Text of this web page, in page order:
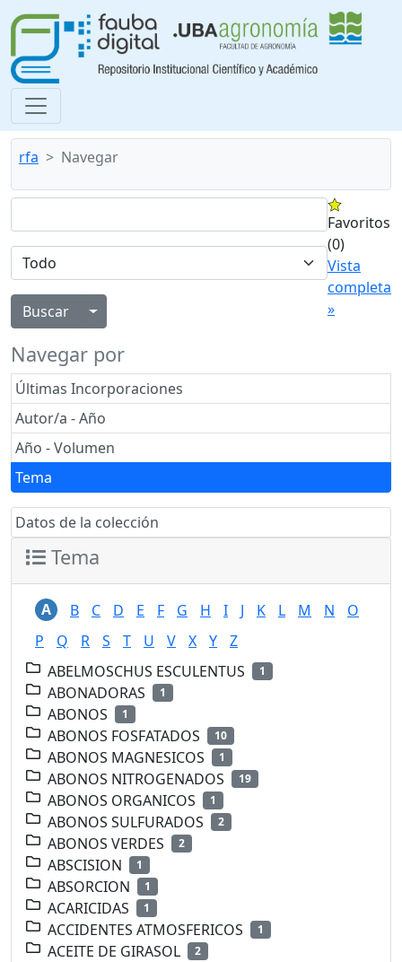
rfa Navegar
Alternar menú desplegable
Favoritos
(0)
Vista
completa
»
Navegar por
Últimas Incorporaciones
Autor/a - Año
Año - Volumen
Tema
Datos de la colección
Tema
A B C D E F G H I J K L M N
O
P
Q R S T U V X Y
Z
ABELMOSCHUS ESCULENTUS
1
ABONADORAS 1
ABONOS 1
ABONOS FOSFATADOS 10
ABONOS MAGNESICOS 1
ABONOS NITROGENADOS 19
ABONOS ORGANICOS 1
ABONOS SULFURADOS 2
ABONOS VERDES 2
ABSCISION 1
ABSORCION 1
ACARICIDAS 1
ACCIDENTES ATMOSFERICOS 1
ACEITE DE GIRASOL 2